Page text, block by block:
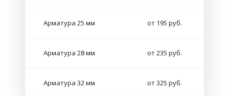
Арматура 25 мм от 195 руб.
Арматура 28 мм от 235 руб.
Арматура 32 мм от 325 руб.